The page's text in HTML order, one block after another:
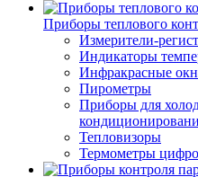
Приборы теплового
Измерители-
Индикаторы
Инфракрасные
Пирометры
Приборы для
Тепловизоры
Термометры